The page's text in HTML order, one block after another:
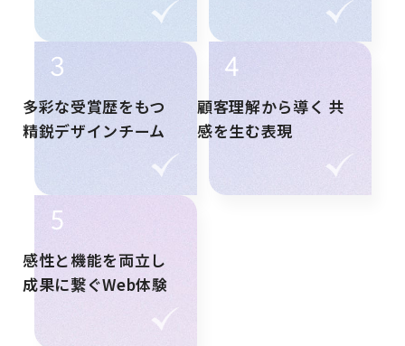
3
多彩な受賞歴をもつ
精鋭デザインチーム
4
顧客理解から導く 共
感を生む表現
5
感性と機能を両立し
成果に繋ぐWeb体験